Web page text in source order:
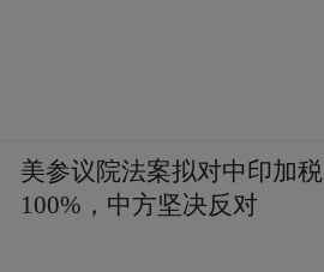
美参议院法案拟对中印加税
100%，中方坚决反对